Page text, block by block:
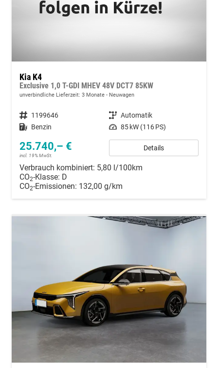
Kia K4
Exclusive 1,0 T-GDI MHEV 48V DCT7 85KW
unverbindliche Lieferzeit: 3 Monate Neuwagen
Fahrzeugnummer 1199646 Getriebe Automatik
Kraftstoff Benzin Leistung 85 kW (116 PS)
25.740,– €
incl. 19% MwSt.
Details
Verbrauch kombiniert: 5,80 l/100km
CO2-Klasse: D
CO2-Emissionen: 132,00 g/km